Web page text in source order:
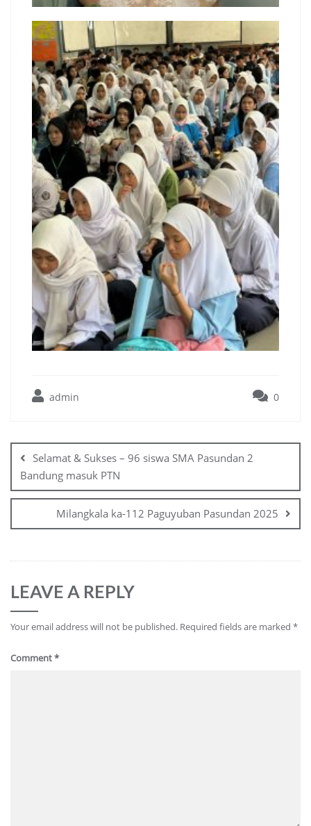
admin 0
Selamat & Sukses – 96 siswa SMA Pasundan 2
Bandung masuk PTN
Milangkala ka-112 Paguyuban Pasundan 2025
LEAVE A REPLY
Your email address will not be published. Required fields are marked *
Comment*